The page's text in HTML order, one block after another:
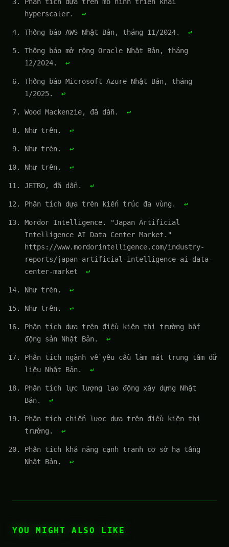
hyperscaler.
↩
Thông báo AWS Nhật Bản, tháng 11/2024. ↩
Thông báo mở rộng Oracle Nhật Bản, tháng
12/2024.
↩
Thông báo Microsoft Azure Nhật Bản, tháng
1/2025.
↩
Wood Mackenzie, đã dẫn. ↩
Như trên. ↩
Như trên. ↩
Như trên. ↩
JETRO, đã dẫn. ↩
Phân tích dựa trên kiến trúc đa vùng. ↩
Mordor Intelligence. "Japan Artificial
Intelligence AI Data Center Market."
https://www.mordorintelligence.com/industry-
reports/japan-artificial-intelligence-ai-data-
center-market
↩
Như trên. ↩
Như trên. ↩
Phân tích dựa trên điều kiện thị trường bất
động sản Nhật Bản.
↩
Phân tích ngành về yêu cầu làm mát trung tâm dữ
liệu Nhật Bản.
↩
Phân tích lực lượng lao động xây dựng Nhật
Bản.
↩
Phân tích chiến lược dựa trên điều kiện thị
trường.
↩
Phân tích khả năng cạnh tranh cơ sở hạ tầng
Nhật Bản.
↩
YOU MIGHT ALSO LIKE